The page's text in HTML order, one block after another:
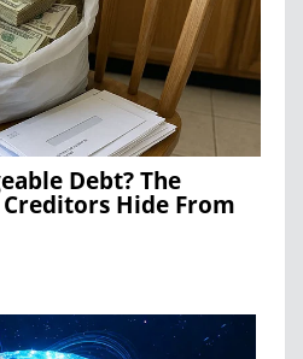
Debt? The
Hide From